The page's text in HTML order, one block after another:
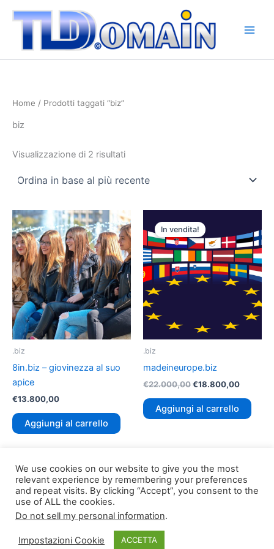
contenuto
Home / Prodotti taggati “biz”
biz
Visualizzazione di 2 risultati
base
al
più
recente
.biz
8in.biz – giovinezza al suo
apice
€13.800,00
Aggiungi al carrello
In vendita!
.biz
madeineurope.biz
€22.000,00
prezzo
originale
era:
€22.000,00.
€18.800,00
attuale
è:
Aggiungi al carrello
Copyright © 2026 TLDomain.org| Powered by
We use cookies on our website to give you the most
relevant experience by remembering your preferences
and repeat visits. By clicking “Accept”, you consent to the
use of ALL the cookies.
Do not sell my personal information.
Impostazioni Cookie ACCETTA